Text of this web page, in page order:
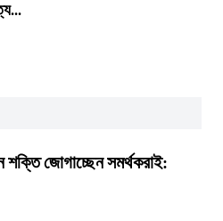
শক্তি জোগাচ্ছেন সমর্থকরাই: